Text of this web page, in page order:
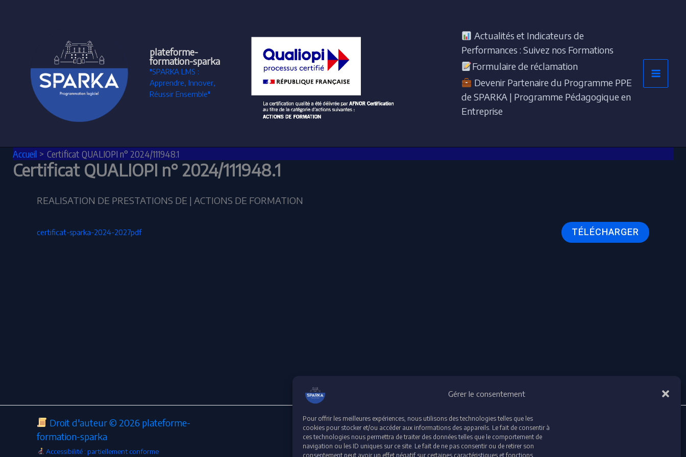
Gérer le consentement
Pour offrir les meilleures expériences, nous utilisons des technologies telles que les
cookies pour stocker et/ou accéder aux informations des appareils. Le fait de consentir à
ces technologies nous permettra de traiter des données telles que le comportement de
navigation ou les ID uniques sur ce site. Le fait de ne pas consentir ou de retirer son
consentement peut avoir un effet négatif sur certaines caractéristiques et fonctions.
plateforme-
formation-sparka
"SPARKA LMS :
Apprendre, Innover,
Réussir Ensemble"
Actualités et Indicateurs de
Performances : Suivez nos Formations
Formulaire de réclamation
Devenir Partenaire du Programme PPE
de SPARKA | Programme Pédagogique en
Entreprise
Accueil Certificat QUALIOPI n° 2024/111948.1
Certificat QUALIOPI n° 2024/111948.1
REALISATION DE PRESTATIONS DE | ACTIONS DE FORMATION
certificat-sparka-2024-2027pdf TÉLÉCHARGER
Droit d'auteur © 2026 plateforme-
formation-sparka
Accessibilité : partiellement conforme
"Espace Audit & Conformité"
"Accédez à votre espace dédié pour vos contrôles et audits en toute